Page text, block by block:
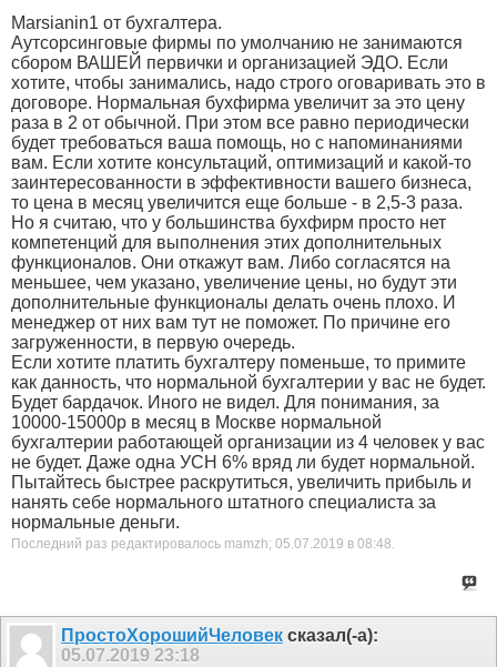
Marsianin1 от бухгалтера.
Аутсорсинговые фирмы по умолчанию не занимаются
сбором ВАШЕЙ первички и организацией ЭДО. Если
хотите, чтобы занимались, надо строго оговаривать это в
договоре. Нормальная бухфирма увеличит за это цену
раза в 2 от обычной. При этом все равно периодически
будет требоваться ваша помощь, но с напоминаниями
вам. Если хотите консультаций, оптимизаций и какой-то
заинтересованности в эффективности вашего бизнеса,
то цена в месяц увеличится еще больше - в 2,5-3 раза.
Но я считаю, что у большинства бухфирм просто нет
компетенций для выполнения этих дополнительных
функционалов. Они откажут вам. Либо согласятся на
меньшее, чем указано, увеличение цены, но будут эти
дополнительные функционалы делать очень плохо. И
менеджер от них вам тут не поможет. По причине его
загруженности, в первую очередь.
Если хотите платить бухгалтеру поменьше, то примите
как данность, что нормальной бухгалтерии у вас не будет.
Будет бардачок. Иного не видел. Для понимания, за
10000-15000р в месяц в Москве нормальной
бухгалтерии работающей организации из 4 человек у вас
не будет. Даже одна УСН 6% вряд ли будет нормальной.
Пытайтесь быстрее раскрутиться, увеличить прибыль и
нанять себе нормального штатного специалиста за
нормальные деньги.
Последний раз редактировалось mamzh; 05.07.2019 в 08:48.
ПростоХорошийЧеловек сказал(-а):
05.07.2019 23:18